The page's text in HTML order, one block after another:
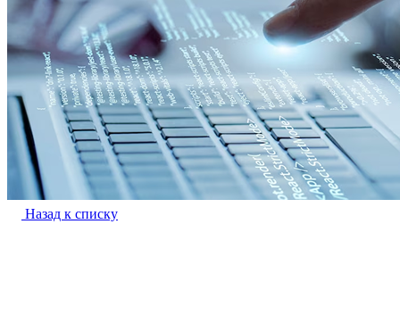
Назад к списку